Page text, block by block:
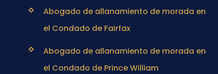
Abogado de allanamiento de morada en
el Condado de Fairfax
Abogado de allanamiento de morada en
el Condado de Prince William